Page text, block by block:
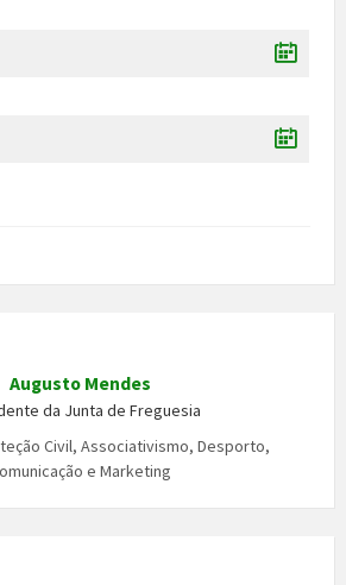
Augusto Mendes
da Junta de Freguesia
Civil, Associativismo, Desporto,
e Marketing